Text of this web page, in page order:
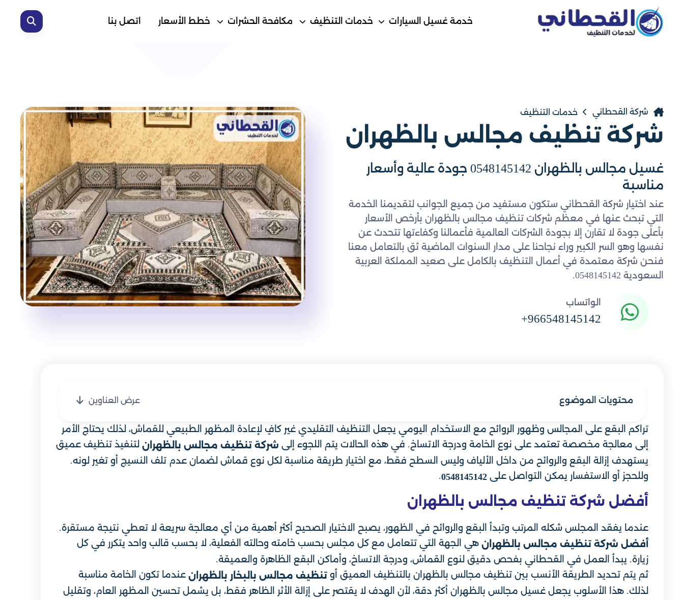
خدمة غسيل السيارات خدمات التنظيف مكافحة الحشرات خطط الأسعار اتصل بنا
شركة القحطاني خدمات التنظيف
شركة تنظيف مجالس بالظهران
غسيل مجالس بالظهران 0548145142 جودة عالية وأسعار
مناسبة
عند اختيار شركة القحطاني ستكون مستفيد من جميع الجوانب لتقديمنا الخدمة
التي تبحث عنها في معظم شركات تنظيف مجالس بالظهران بأرخص الأسعار
بأعلى جودة لا تقارن إلا بجودة الشركات العالمية فأعمالنا وكفاءتها تتحدث عن
نفسها وهو السر الكبير وراء نجاحنا على مدار السنوات الماضية ثق بالتعامل معنا
فنحن شركة معتمدة في أعمال التنظيف بالكامل على صعيد المملكة العربية
السعودية 0548145142.
الواتساب
+966548145142
محتويات الموضوع عرض العناوين
تراكم البقع على المجالس وظهور الروائح مع الاستخدام اليومي يجعل التنظيف التقليدي غير كافٍ لإعادة المظهر الطبيعي للقماش، لذلك يحتاج الأمر
إلى معالجة مخصصة تعتمد على نوع الخامة ودرجة الاتساخ. في هذه الحالات يتم اللجوء إلى شركة تنظيف مجالس بالظهران لتنفيذ تنظيف عميق
يستهدف إزالة البقع والروائح من داخل الألياف وليس السطح فقط، مع اختيار طريقة مناسبة لكل نوع قماش لضمان عدم تلف النسيج أو تغير لونه.
وللحجز أو الاستفسار يمكن التواصل على 0548145142
.
أفضل شركة تنظيف مجالس بالظهران
عندما يفقد المجلس شكله المرتب وتبدأ البقع والروائح في الظهور، يصبح الاختيار الصحيح أكثر أهمية من أي معالجة سريعة لا تعطي نتيجة مستقرة.
أفضل شركة تنظيف مجالس بالظهران هي الجهة التي تتعامل مع كل مجلس بحسب خامته وحالته الفعلية، لا بحسب قالب واحد يتكرر في كل
زيارة. يبدأ العمل في القحطاني بفحص دقيق لنوع القماش، ودرجة الاتساخ، وأماكن البقع الظاهرة والعميقة.
ثم يتم تحديد الطريقة الأنسب بين تنظيف مجالس بالظهران بالتنظيف العميق أو تنظيف مجالس بالبخار بالظهران عندما تكون الخامة مناسبة
لذلك. هذا الأسلوب يجعل غسيل مجالس بالظهران أكثر دقة، لأن الهدف لا يقتصر على إزالة الأثر الظاهر فقط، بل يشمل تحسين المظهر العام، وتقليل